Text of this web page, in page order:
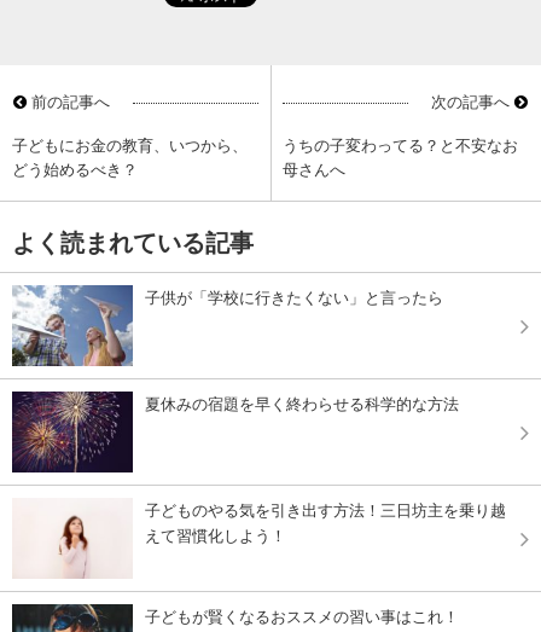
前の記事へ
子どもにお金の教育、いつから、
どう始めるべき？
次の記事へ
うちの子変わってる？と不安なお
母さんへ
よく読まれている記事
子供が「学校に行きたくない」と言ったら
夏休みの宿題を早く終わらせる科学的な方法
子どものやる気を引き出す方法！三日坊主を乗り越
えて習慣化しよう！
子どもが賢くなるおススメの習い事はこれ！